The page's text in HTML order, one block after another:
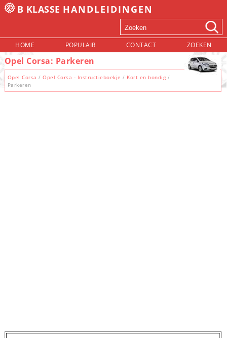
B KLASSE HANDLEIDINGEN
HOME POPULAIR CONTACT ZOEKEN
Opel Corsa: Parkeren
Opel Corsa /Opel Corsa - Instructieboekje / Kort en bondig /
Parkeren